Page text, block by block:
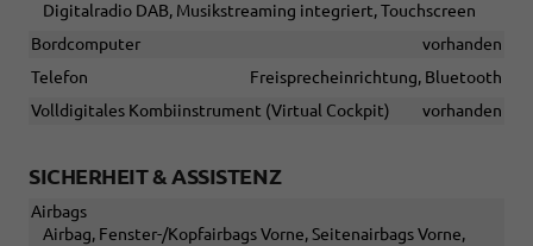
Digitalradio DAB, Musikstreaming integriert, Touchscreen
Bordcomputer
vorhanden
Telefon
Freisprecheinrichtung, Bluetooth
Volldigitales Kombiinstrument (Virtual Cockpit)
vorhanden
SICHERHEIT & ASSISTENZ
Airbags
Airbag, Fenster-/Kopfairbags Vorne, Seitenairbags Vorne,